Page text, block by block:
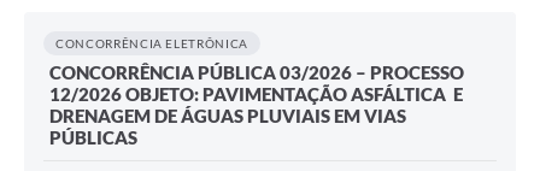
CONCORRÊNCIA ELETRÔNICA
CONCORRÊNCIA PÚBLICA 03/2026 – PROCESSO
12/2026 OBJETO: PAVIMENTAÇÃO ASFÁLTICA E
DRENAGEM DE ÁGUAS PLUVIAIS EM VIAS
PÚBLICAS